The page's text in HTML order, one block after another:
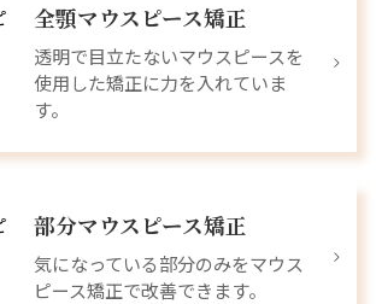
全顎マウスピース矯正
透明で目立たないマウスピースを
使用した矯正に力を入れていま
す。
部分マウスピース矯正
気になっている部分のみをマウス
ピース矯正で改善できます。